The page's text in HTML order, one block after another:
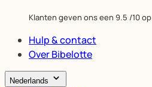
Klanten geven ons een 9.5 /10 op
Hulp & contact
Over Bibelotte
Nederlands